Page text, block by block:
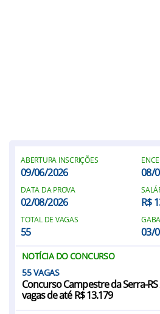
ABERTURA INSCRIÇÕES
09/06/2026 08/
DATA DA PROVA
02/08/2026 R$
TOTAL DE VAGAS
55 03/
NOTÍCIA DO CONCURSO
55
Concurso Campestre da Serra-
vagas de até R$ 13.179